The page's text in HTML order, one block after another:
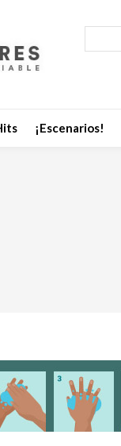
¡Escenarios!